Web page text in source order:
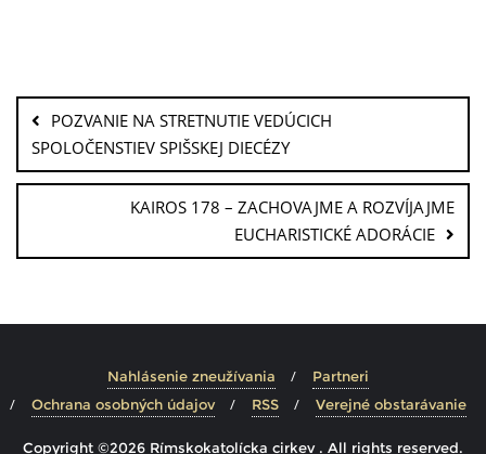
POZVANIE NA STRETNUTIE VEDÚCICH
SPOLOČENSTIEV SPIŠSKEJ DIECÉZY
KAIROS 178 – ZACHOVAJME A ROZVÍJAJME
EUCHARISTICKÉ ADORÁCIE
Nahlásenie zneužívania
Partneri
Ochrana osobných údajov
RSS Verejné obstarávanie
Copyright ©2026 Rímskokatolícka cirkev . All rights reserved.